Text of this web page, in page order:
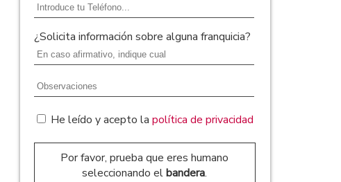
¿Solicita información sobre alguna franquicia?
He leído y acepto la política de privacidad
Por favor, prueba que eres humano
seleccionando elbandera.